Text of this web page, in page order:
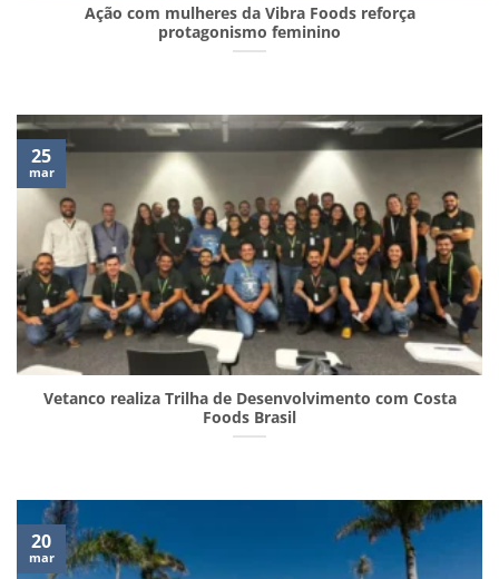
Ação com mulheres da Vibra Foods reforça
protagonismo feminino
Vetanco realiza Trilha de Desenvolvimento com Costa
Foods Brasil
25
mar
20
mar